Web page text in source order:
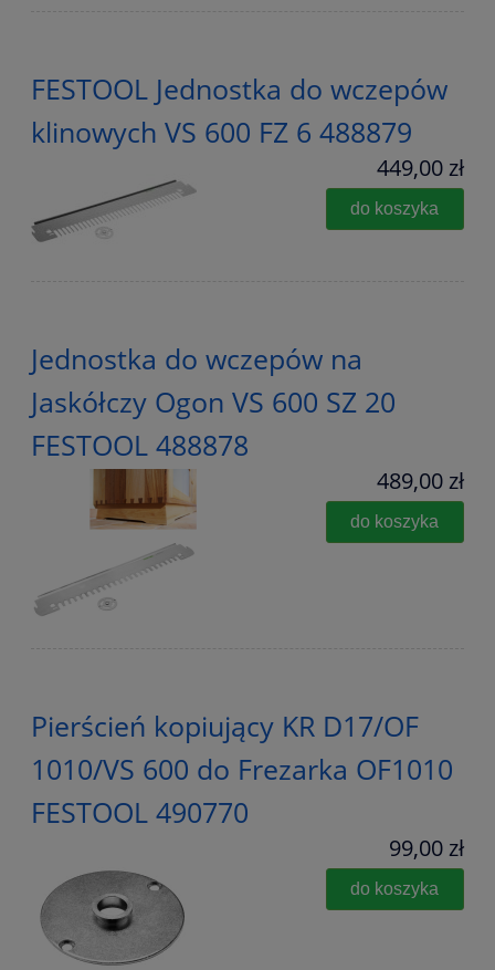
FESTOOL Jednostka do wczepów
klinowych VS 600 FZ 6 488879
449,00 zł
do koszyka
Jednostka do wczepów na
Jaskółczy Ogon VS 600 SZ 20
FESTOOL 488878
489,00 zł
do koszyka
Pierścień kopiujący KR D17/OF
1010/VS 600 do Frezarka OF1010
FESTOOL 490770
99,00 zł
do koszyka